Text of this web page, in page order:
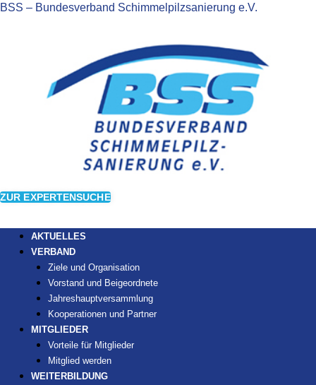
BSS – Bundesverband Schimmelpilzsanierung e.V.
ZUR EXPERTENSUCHE
AKTUELLES
VERBAND
Ziele und Organisation
Vorstand und Beigeordnete
Jahreshauptversammlung
Kooperationen und Partner
MITGLIEDER
Vorteile für Mitglieder
Mitglied werden
WEITERBILDUNG